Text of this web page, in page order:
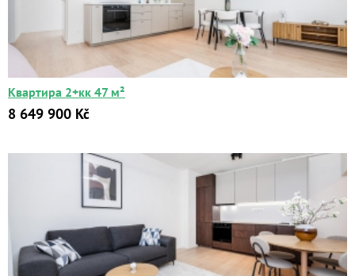
Квартира 2+кк 47 м²
8 649 900 Kč